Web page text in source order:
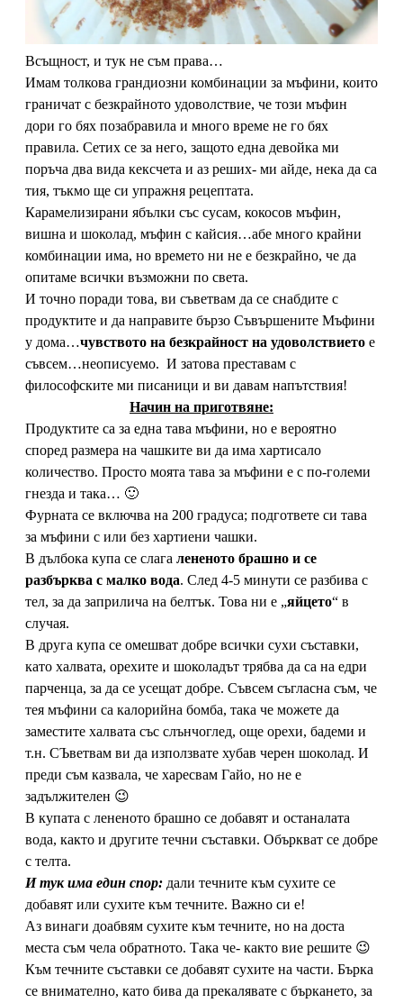
Всъщност, и тук не съм права…
Имам толкова грандиозни комбинации за мъфини, които
граничат с безкрайното удоволствие, че този мъфин
дори го бях позабравила и много време не го бях
правила. Сетих се за него, защото една девойка ми
поръча два вида кексчета и аз реших- ми айде, нека да са
тия, тъкмо ще си упражня рецептата.
Карамелизирани ябълки със сусам, кокосов мъфин,
вишна и шоколад, мъфин с кайсия…абе много крайни
комбинации има, но времето ни не е безкрайно, че да
опитаме всички възможни по света.
И точно поради това, ви съветвам да се снабдите с
продуктите и да направите бързо Съвършените Мъфини
у дома…чувството на безкрайност на удоволствието е
съвсем…неописуемо. И затова преставам с
философските ми писаници и ви давам напътствия!
Начин на приготвяне:
Продуктите са за една тава мъфини, но е вероятно
според размера на чашките ви да има хартисало
количество. Просто моята тава за мъфини е с по-големи
гнезда и така… 🙂
Фурната се включва на 200 градуса; подгответе си тава
за мъфини с или без хартиени чашки.
В дълбока купа се слага лененото брашно и се
разбърква с малко вода. След 4-5 минути се разбива с
тел, за да заприлича на белтък. Това ни е „яйцето“ в
случая.
В друга купа се омешват добре всички сухи съставки,
като халвата, орехите и шоколадът трябва да са на едри
парченца, за да се усещат добре. Съвсем съгласна съм, че
тея мъфини са калорийна бомба, така че можете да
заместите халвата със слънчоглед, още орехи, бадеми и
т.н. СЪветвам ви да използвате хубав черен шоколад. И
преди съм казвала, че харесвам Гайо, но не е
задължителен 😉
В купата с лененото брашно се добавят и останалата
вода, както и другите течни съставки. Объркват се добре
с телта.
И тук има един спор: дали течните към сухите се
добавят или сухите към течните. Важно си е!
Аз винаги доабвям сухите към течните, но на доста
места съм чела обратното. Така че- както вие решите 😉
Към течните съставки се добавят сухите на части. Бърка
се внимателно, като бива да прекалявате с бъркането, за